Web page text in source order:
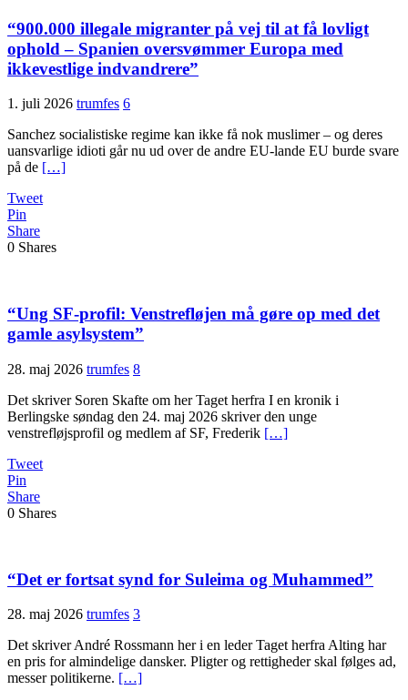
“900.000 illegale migranter på vej til at få lovligt
ophold – Spanien oversvømmer Europa med
ikkevestlige indvandrere”
1. juli 2026 trumfes 6
Sanchez socialistiske regime kan ikke få nok muslimer – og deres
uansvarlige idioti går nu ud over de andre EU-lande EU burde svare
på de […]
Tweet
Pin
Share
0 Shares
“Ung SF-profil: Venstrefløjen må gøre op med det
gamle asylsystem”
28. maj 2026 trumfes 8
Det skriver Soren Skafte om her Taget herfra I en kronik i
Berlingske søndag den 24. maj 2026 skriver den unge
venstrefløjsprofil og medlem af SF, Frederik […]
Tweet
Pin
Share
0 Shares
“Det er fortsat synd for Suleima og Muhammed”
28. maj 2026 trumfes 3
Det skriver André Rossmann her i en leder Taget herfra Alting har
en pris for almindelige dansker. Pligter og rettigheder skal følges ad,
messer politikerne. […]